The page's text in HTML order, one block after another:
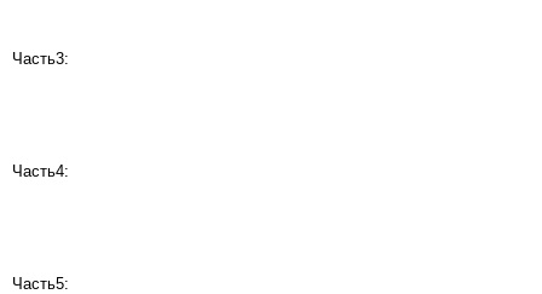
Часть3:
Часть4:
Часть5: